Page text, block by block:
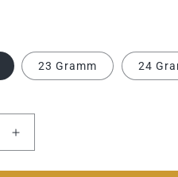
23 Gramm 24
Erhöhe
die
Menge